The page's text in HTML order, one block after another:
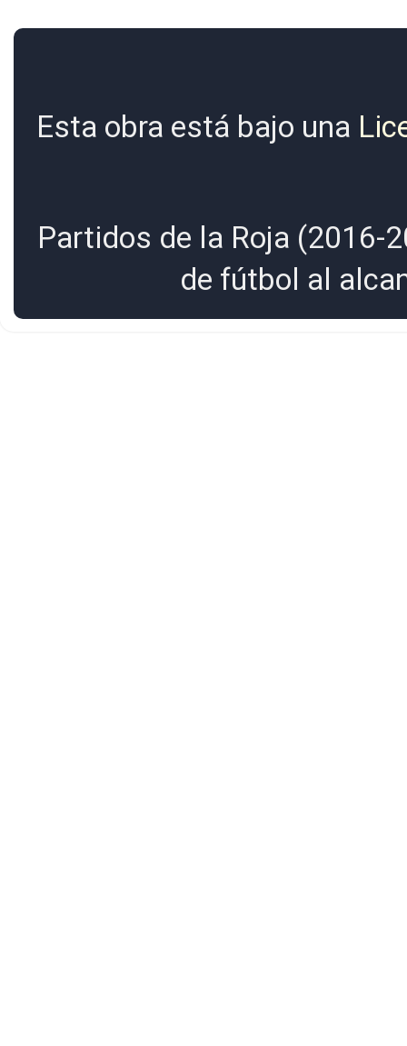
Esta obra está bajo una
Partidos de la Roja (2016-
de fútbol al